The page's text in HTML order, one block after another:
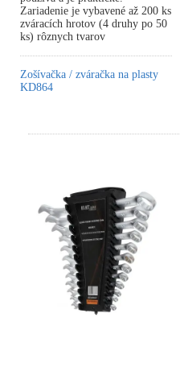
Zariadenie je vybavené až 200 ks
zváracích hrotov (4 druhy po 50
ks) rôznych tvarov
Zošívačka / zváračka na plasty
KD864